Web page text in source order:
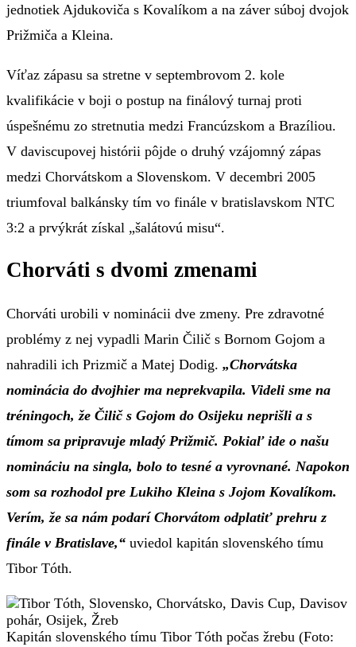
jednotiek Ajdukoviča s Kovalíkom a na záver súboj dvojok
Prižmiča a Kleina.
Víťaz zápasu sa stretne v septembrovom 2. kole
kvalifikácie v boji o postup na finálový turnaj proti
úspešnému zo stretnutia medzi Francúzskom a Brazíliou.
V daviscupovej histórii pôjde o druhý vzájomný zápas
medzi Chorvátskom a Slovenskom. V decembri 2005
triumfoval balkánsky tím vo finále v bratislavskom NTC
3:2 a prvýkrát získal „šalátovú misu“.
Chorváti s dvomi zmenami
Chorváti urobili v nominácii dve zmeny. Pre zdravotné
problémy z nej vypadli Marin Čilič s Bornom Gojom a
nahradili ich Prizmič a Matej Dodig. „Chorvátska
nominácia do dvojhier ma neprekvapila. Videli sme na
tréningoch, že Čilič s Gojom do Osijeku neprišli a s
tímom sa pripravuje mladý Prižmič. Pokiaľ ide o našu
nomináciu na singla, bolo to tesné a vyrovnané. Napokon
som sa rozhodol pre Lukiho Kleina s Jojom Kovalíkom.
Verím, že sa nám podarí Chorvátom odplatiť prehru z
finále v Bratislave,“ uviedol kapitán slovenského tímu
Tibor Tóth.
Kapitán slovenského tímu Tibor Tóth počas žrebu (Foto: